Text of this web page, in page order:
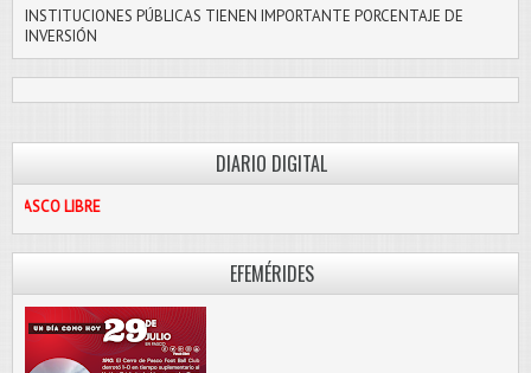
INSTITUCIONES PÚBLICAS TIENEN IMPORTANTE PORCENTAJE DE
INVERSIÓN
DIARIO DIGITAL
EFEMÉRIDES